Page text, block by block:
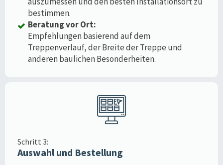
bestimmen.
Beratung vor Ort:
Empfehlungen basierend auf dem
Treppenverlauf, der Breite der Treppe und
anderen baulichen Besonderheiten.
Schritt 3:
Auswahl und Bestellung